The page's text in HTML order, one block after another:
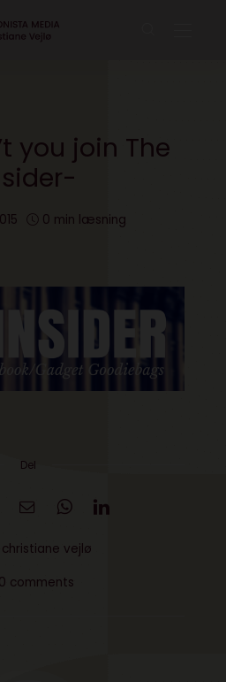
you join The
0 min læsning
Del
christiane vejlø
0 comments